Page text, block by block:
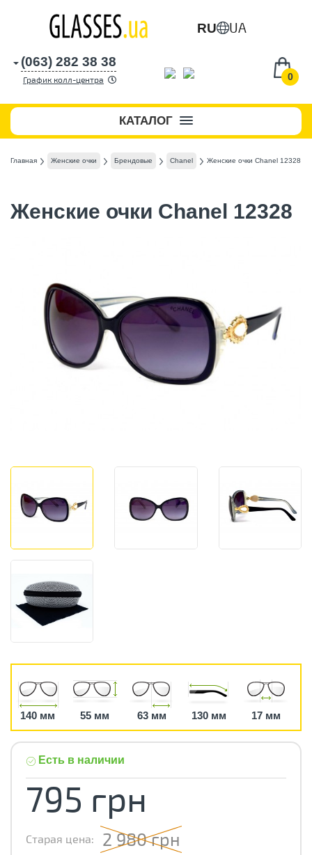
RU UA
0
(063) 282 38 38
График колл-центра
КАТАЛОГ
Главная Женские очки Брендовые Chanel Женские очки Chanel 12328
Женские очки Chanel 12328
140 мм 55 мм 63 мм 130 мм 17 мм
Есть в наличии
795 грн
Старая цена: 2 980 грн